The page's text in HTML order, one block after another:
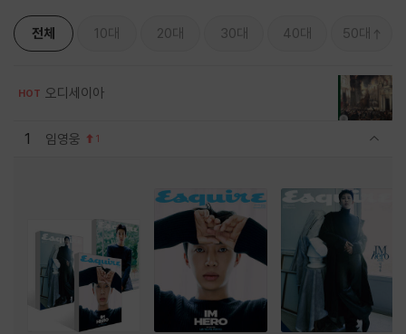
전체 10대 20대 30대 40대 50대
HOT 오디세이아
1 임영웅 1